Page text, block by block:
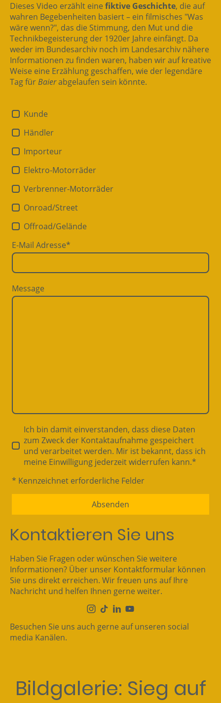
Dieses Video erzählt eine fiktive Geschichte, die auf
wahren Begebenheiten basiert – ein filmisches "Was
wäre wenn?", das die Stimmung, den Mut und die
Technikbegeisterung der 1920er Jahre einfängt. Da
weder im Bundesarchiv noch im Landesarchiv nähere
Informationen zu finden waren, haben wir auf kreative
Weise eine Erzählung geschaffen, wie der legendäre
Tag fürBaierabgelaufen sein könnte.
Kunde
Händler
Importeur
Elektro-Motorräder
Verbrenner-Motorräder
Onroad/Street
Offroad/Gelände
E-Mail Adresse*
Message
Ich bin damit einverstanden, dass diese Daten
zum Zweck der Kontaktaufnahme gespeichert
und verarbeitet werden. Mir ist bekannt, dass ich
meine Einwilligung jederzeit widerrufen kann.*
* Kennzeichnet erforderliche Felder
Absenden
Kontaktieren Sie uns
Haben Sie Fragen oder wünschen Sie weitere
Informationen? Über unser Kontaktformular können
Sie uns direkt erreichen. Wir freuen uns auf Ihre
Nachricht und helfen Ihnen gerne weiter.
Besuchen Sie uns auch gerne auf unseren social
media Kanälen.
Bildgalerie: Sieg auf